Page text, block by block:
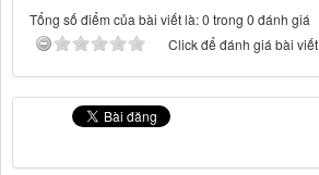
Tổng số điểm của bài viết là: 0 trong 0 đánh giá
Click để đánh giá bài viết